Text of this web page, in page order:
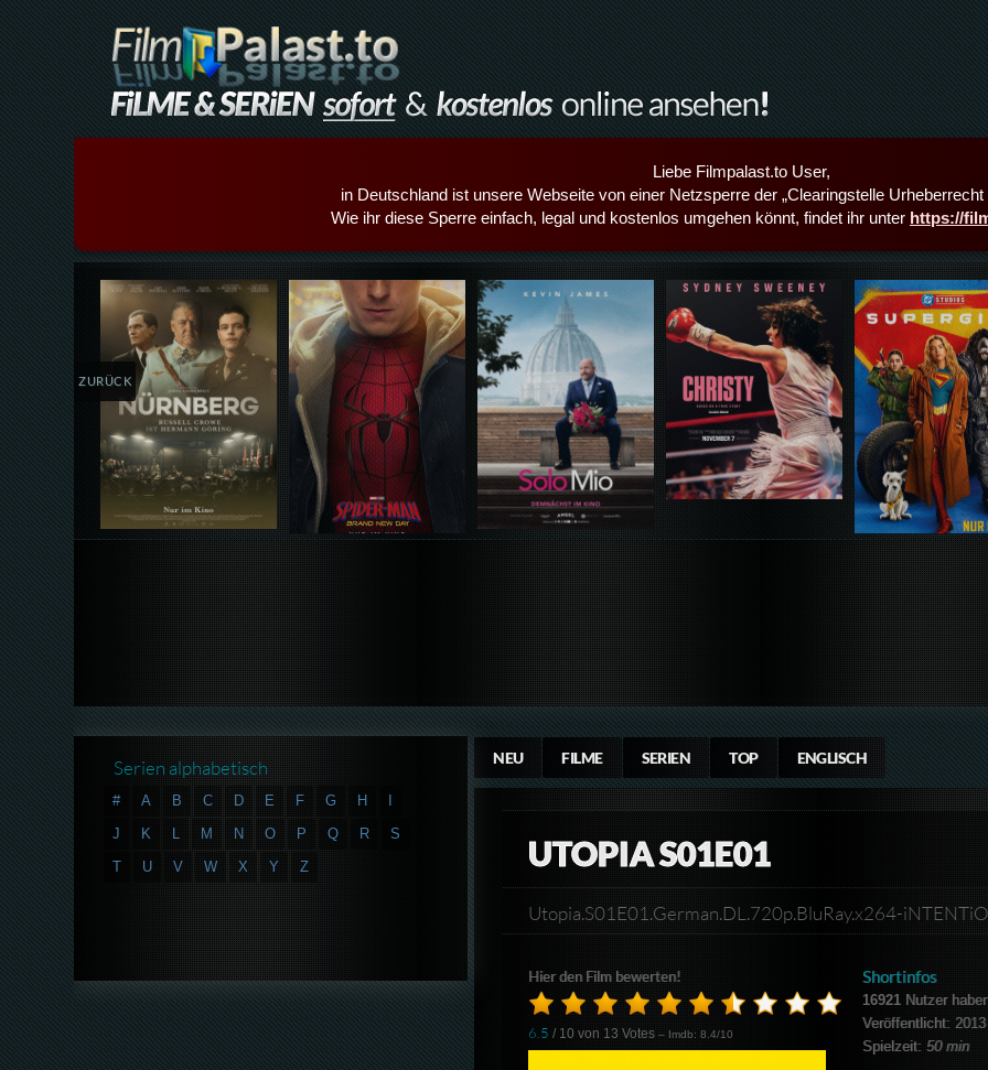
Liebe Filmpalast.to User,
in Deutschland ist unsere Webseite von einer Netzsperre der „Clearingstelle Urheberrecht
Wie ihr diese Sperre einfach, legal und kostenlos umgehen könnt, findet ihr unter https://
Details,Play Details,Play Details,Play Details,Play Details,Play
ZURÜCK
NEU FILME SERIEN TOP ENGLISCH
UTOPIA S01E01
Utopia.S01E01.German.DL.720p.BluRay.x264-
Hier den Film bewerten!
6.5 / 10 von 13 Votes – Imdb: 8.4/10
Shortinfos
16921Nutzer
Veröffentlicht: 2013
Spielzeit: 50 min
Serien alphabetisch
# A B C D E F G H
J
K L M N O P Q R
S
T
U V W X Y Z